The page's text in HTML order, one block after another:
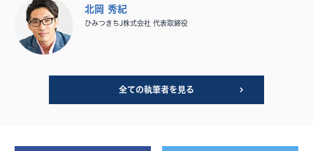
北岡 秀紀
ひみつきちJ株式会社 代表取締役
全ての執筆者を見る